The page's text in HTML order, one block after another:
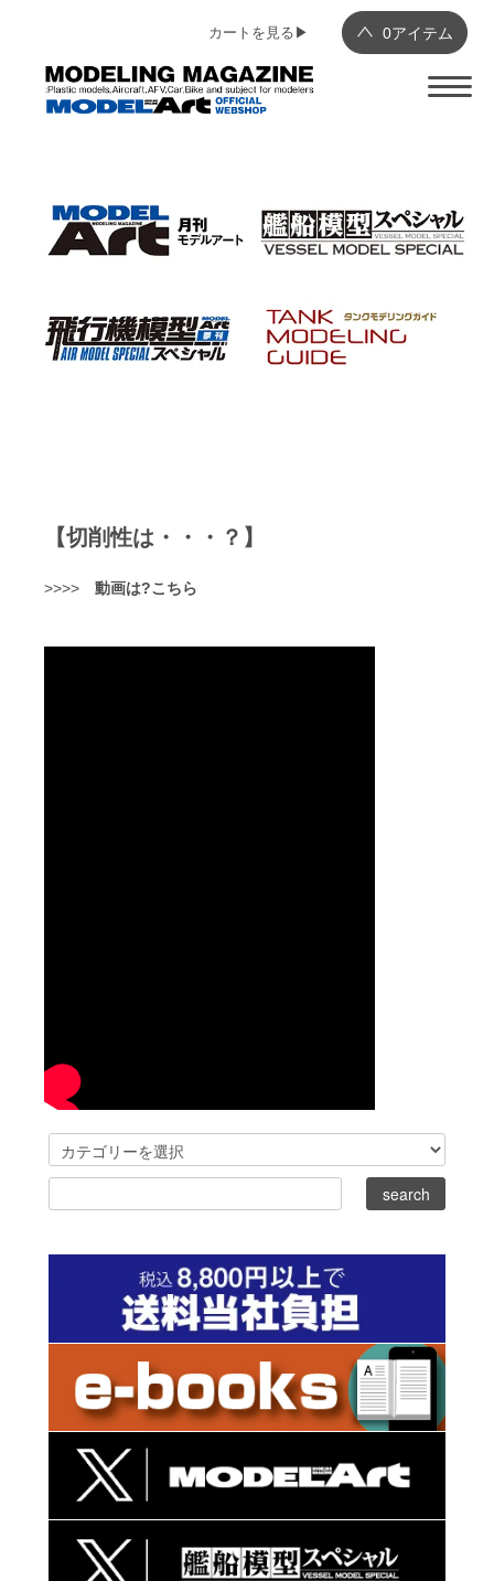
0アイテム
カートを見る▶︎
【切削性は・・・？】
>>>> 動画は?こちら